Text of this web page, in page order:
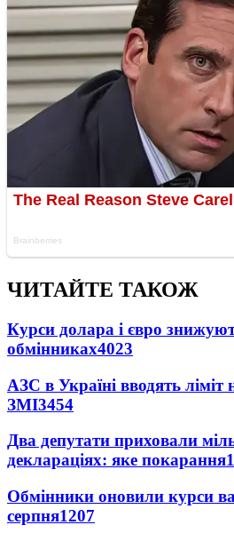
ЧИТАЙТЕ ТАКОЖ
Курси долара і євро
обмінниках4023
АЗС в Україні вводять
ЗМІ3454
Два депутати приховали
деклараціях: яке покарання
Обмінники оновили курси
серпня1207